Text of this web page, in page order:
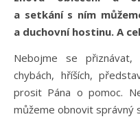
a setkání s ním
a duchovní hostinu. A
Nebojme se
chybách, hříších,
prosit Pána o pomoc.
můžeme obnovit správný